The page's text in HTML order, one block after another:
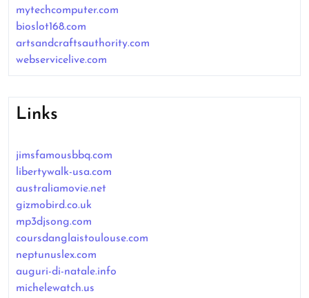
mytechcomputer.com
bioslot168.com
artsandcraftsauthority.com
webservicelive.com
Links
jimsfamousbbq.com
libertywalk-usa.com
australiamovie.net
gizmobird.co.uk
mp3djsong.com
coursdanglaistoulouse.com
neptunuslex.com
auguri-di-natale.info
michelewatch.us